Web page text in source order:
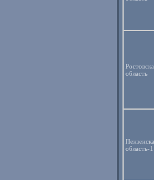
область
область-1